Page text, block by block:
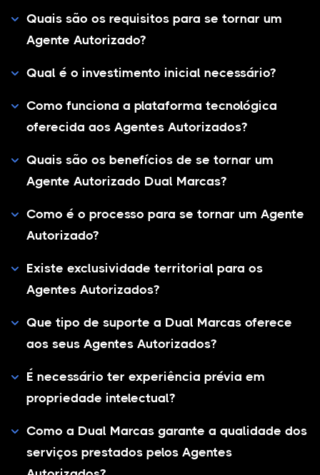
Quais são os requisitos para se tornar um
Agente Autorizado?
Qual é o investimento inicial necessário?
Como funciona a plataforma tecnológica
oferecida aos Agentes Autorizados?
Quais são os benefícios de se tornar um
Agente Autorizado Dual Marcas?
Como é o processo para se tornar um Agente
Autorizado?
Existe exclusividade territorial para os
Agentes Autorizados?
Que tipo de suporte a Dual Marcas oferece
aos seus Agentes Autorizados?
É necessário ter experiência prévia em
propriedade intelectual?
Como a Dual Marcas garante a qualidade dos
serviços prestados pelos Agentes